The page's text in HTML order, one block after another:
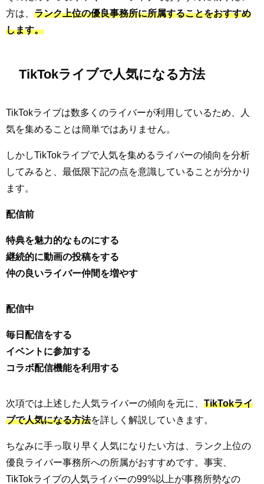
方は、 ランク上位の優良事務所に所属することをおすすめ
します。
TikTokライブで人気になる方法
TikTokライブは数多くのライバーが利用しているため、人
気を集めることは簡単ではありません。
しかしTikTokライブで人気を集めるライバーの傾向を分析
してみると、最低限下記の点を意識していることが分かり
ます。
配信前
特典を魅力的なものにする
継続的に動画の投稿をする
仲の良いライバー仲間を増やす
配信中
毎日配信をする
イベントに参加する
コラボ配信機能を利用する
次項では上述した人気ライバーの傾向を元に、 TikTokライ
ブで人気になる方法を詳しく解説していきます。
ちなみに手っ取り早く人気になりたい方は、ランク上位の
優良ライバー事務所への所属がおすすめです。事実、
TikTokライブの人気ライバーの99%以上が事務所勢なの